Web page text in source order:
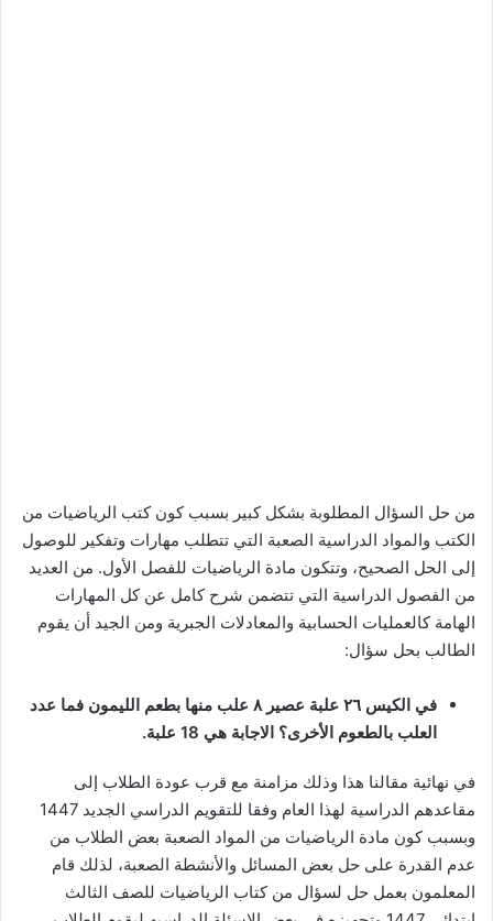
من حل السؤال المطلوبة بشكل كبير بسبب كون كتب الرياضيات من
الكتب والمواد الدراسية الصعبة التي تتطلب مهارات وتفكير للوصول
إلى الحل الصحيح، وتتكون مادة الرياضيات للفصل الأول. من العديد
من الفصول الدراسية التي تتضمن شرح كامل عن كل المهارات
الهامة كالعمليات الحسابية والمعادلات الجبرية ومن الجيد أن يقوم
الطالب بحل سؤال:
في الكيس ٢٦ علبة عصير ٨ علب منها بطعم الليمون فما عدد
العلب بالطعوم الأخرى؟ الاجابة هي 18 علبة.
في نهائية مقالنا هذا وذلك مزامنة مع قرب عودة الطلاب إلى
مقاعدهم الدراسية لهذا العام وفقا للتقويم الدراسي الجديد 1447
وبسبب كون مادة الرياضيات من المواد الصعبة بعض الطلاب من
عدم القدرة على حل بعض المسائل والأنشطة الصعبة، لذلك قام
المعلمون بعمل حل لسؤال من كتاب الرياضيات للصف الثالث